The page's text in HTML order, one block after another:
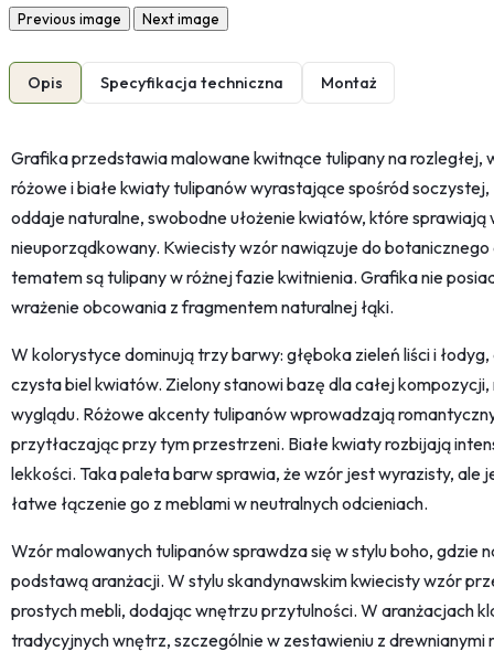
Previous image Next image
Opis Specyfikacja techniczna Montaż
Grafika przedstawia malowane kwitnące tulipany na rozległej,
różowe i białe kwiaty tulipanów wyrastające spośród
oddaje naturalne, swobodne ułożenie kwiatów, które sprawiają
nieuporządkowany. Kwiecisty wzór nawiązuje do botanicznego
tematem są tulipany w różnej fazie kwitnienia. Grafika nie
wrażenie obcowania z fragmentem naturalnej łąki.
W kolorystyce dominują trzy barwy: głęboka zieleń liści i
czysta biel kwiatów. Zielony stanowi bazę dla całej
wyglądu. Różowe akcenty tulipanów wprowadzają
przytłaczając przy tym przestrzeni. Białe kwiaty rozbijają
lekkości. Taka paleta barw sprawia, że wzór jest wyrazisty, ale
łatwe łączenie go z meblami w neutralnych odcieniach.
Wzór malowanych tulipanów sprawdza się w stylu boho, gdzie
podstawą aranżacji. W stylu skandynawskim kwiecisty wzór
prostych mebli, dodając wnętrzu przytulności. W aranżacjach
tradycyjnych wnętrz, szczególnie w zestawieniu z drewnianymi